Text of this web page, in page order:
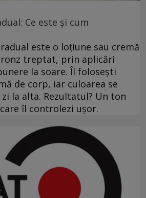
Ce este și cum
este o loțiune sau cremă
treptat, prin aplicări
la soare. Îl folosești
de corp, iar culoarea se
la alta. Rezultatul? Un ton
îl controlezi ușor.